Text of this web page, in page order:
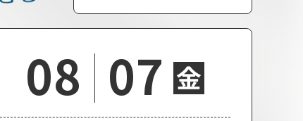
08 07 金